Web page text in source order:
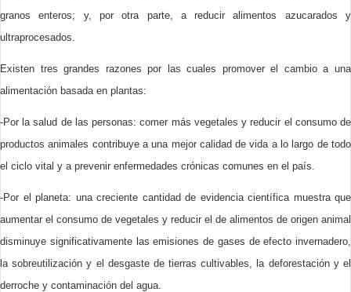
granos enteros; y, por otra parte, a reducir alimentos azucarados y
ultraprocesados.
Existen tres grandes razones por las cuales promover el cambio a una
alimentación basada en plantas:
-Por la salud de las personas: comer más vegetales y reducir el consumo de
productos animales contribuye a una mejor calidad de vida a lo largo de todo
el ciclo vital y a prevenir enfermedades crónicas comunes en el país.
-Por el planeta: una creciente cantidad de evidencia científica muestra que
aumentar el consumo de vegetales y reducir el de alimentos de origen animal
disminuye significativamente las emisiones de gases de efecto invernadero,
la sobreutilización y el desgaste de tierras cultivables, la deforestación y el
derroche y contaminación del agua.